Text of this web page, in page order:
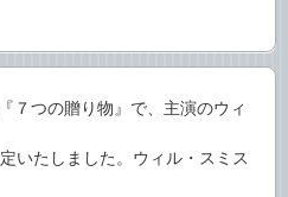
７つの贈り物』で、主演のウィ
いたしました。ウィル・スミス